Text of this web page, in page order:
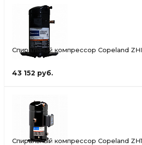
Спиральный компрессор Copeland
43 152 руб.
Спиральный компрессор Copeland